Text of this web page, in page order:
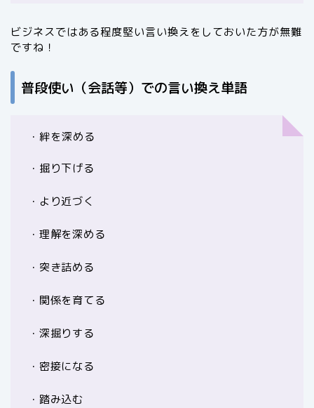
ビジネスではある程度堅い言い換えをしておいた方が無難
ですね！
普段使い（会話等）での言い換え単語
・絆を深める
・掘り下げる
・より近づく
・理解を深める
・突き詰める
・関係を育てる
・深掘りする
・密接になる
・踏み込む